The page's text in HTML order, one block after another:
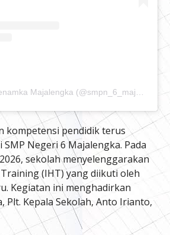
kompetensi pendidik terus
Negeri 6 Majalengka. Pada
sekolah menyelenggarakan
(IHT) yang diikuti oleh
Kegiatan ini menghadirkan
Plt. Kepala Sekolah, Anto Irianto,